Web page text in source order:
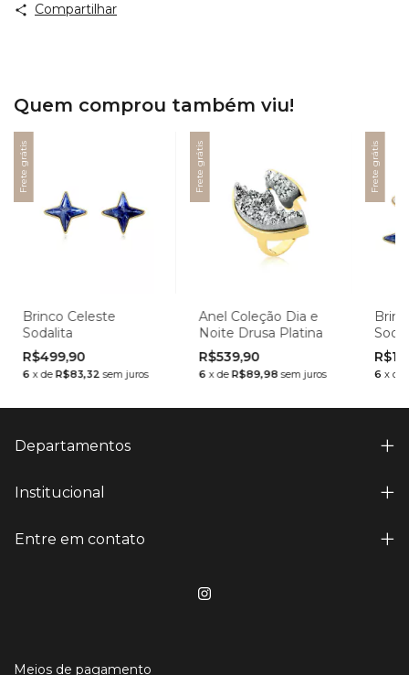
Compartilhar
Quem comprou também viu!
Frete grátis
Brinco Celeste
Sodalita
R$499,90
6 xde R$83,32 sem juros
Frete grátis
Anel Coleção Dia e
Noite Drusa Platina
R$539,90
6 xde R$89,98 sem juros
Frete grátis
6 x de
Departamentos
Institucional
Entre em contato
Meios de pagamento